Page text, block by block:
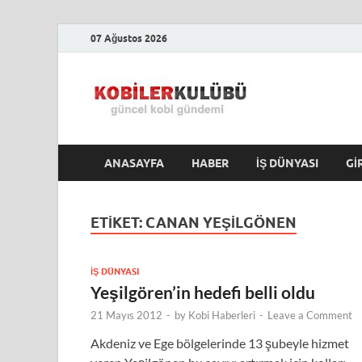
07 Ağustos 2026
ANASAYFA HABER İŞ DÜNYASI
ETIKET: CANAN YEŞILGÖNEN
İŞ DÜNYASI
Yeşilgören’in hedefi belli oldu
21 Mayıs 2012 - by Kobi Haberleri - Leave a Comment
Akdeniz ve Ege bölgelerinde 13 şubeyle hizmet